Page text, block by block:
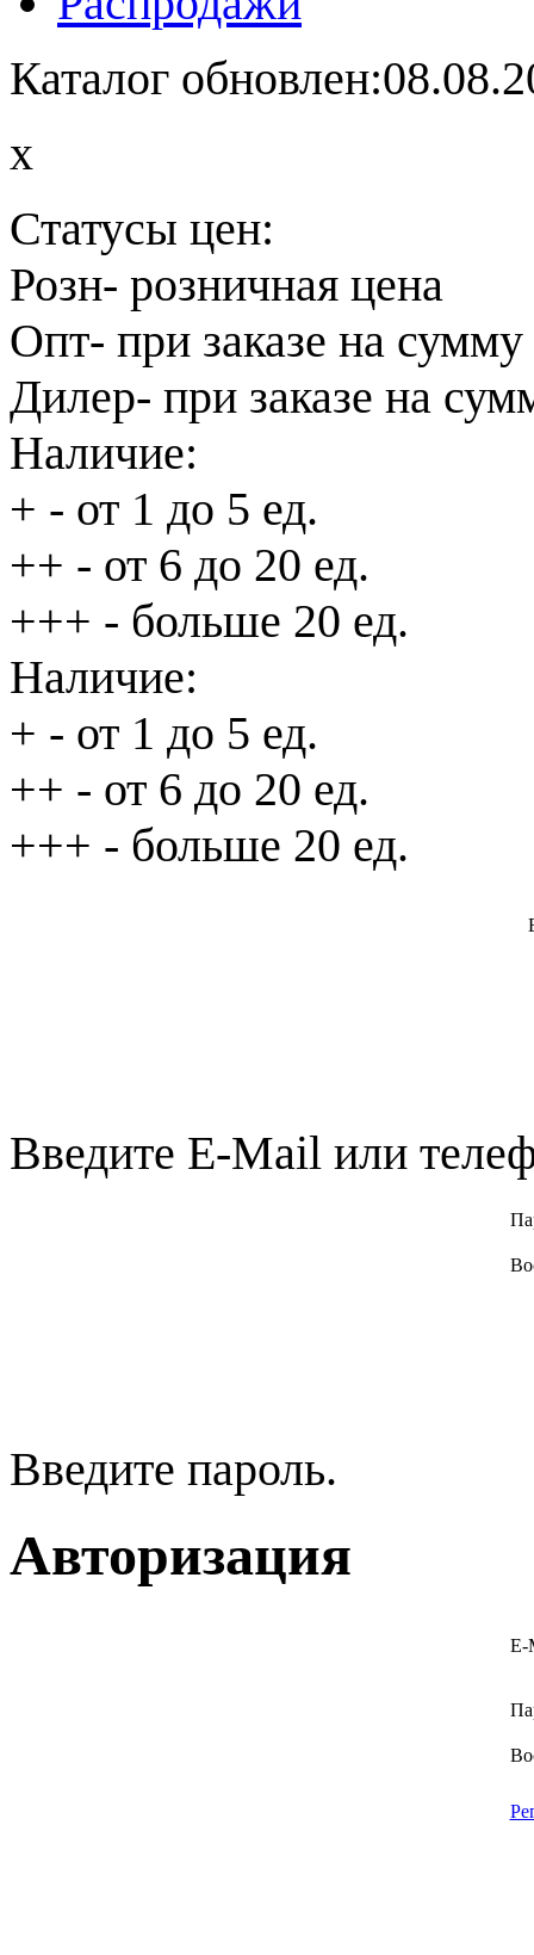
Каталог
x
Статусы цен:
Розн- розничная цена
Опт- при заказе на
Дилер- при заказе на
Наличие:
+ - от 1 до 5 ед.
++ - от 6 до 20 ед.
+++ - больше 20 ед.
Наличие:
+ - от 1 до 5 ед.
++ - от 6 до 20 ед.
+++ - больше 20 ед.
Введите E-Mail или
Введите пароль.
Авторизация
E-